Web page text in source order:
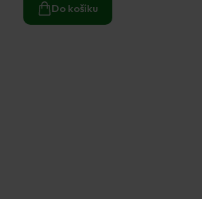
Do košíku